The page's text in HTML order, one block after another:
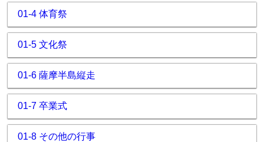
01-4 体育祭
01-5 文化祭
01-6 薩摩半島縦走
01-7 卒業式
01-8 その他の行事